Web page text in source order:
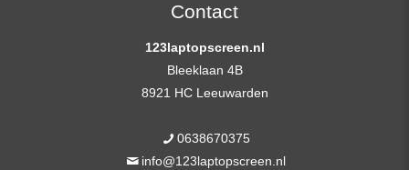
Contact
123laptopscreen.nl
Bleeklaan 4B
8921 HC Leeuwarden
0638670375
info@123laptopscreen.nl